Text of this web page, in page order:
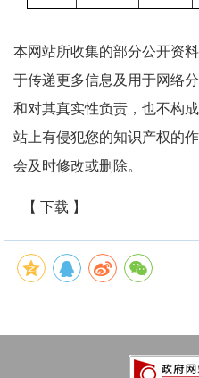
本网站所收集的部分公开资
于传递更多信息及用于网络
和对其真实性负责，也不构
站上有侵犯您的知识产权的
会及时修改或删除。
【 下载 】